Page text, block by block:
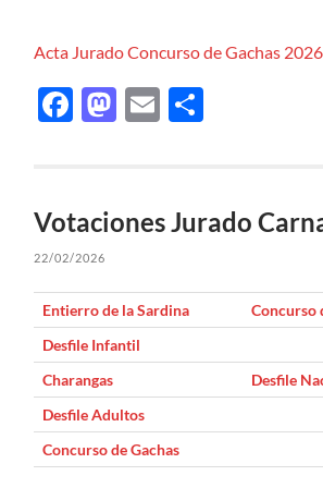
Acta Jurado Concurso de Gachas 2026
Facebook
Mastodon
Email
Votaciones Jurado
22/02/2026
Entierro de la Sardina
Concurso
Desfile Infantil
Charangas
Desfile
Desfile Adultos
Concurso de Gachas